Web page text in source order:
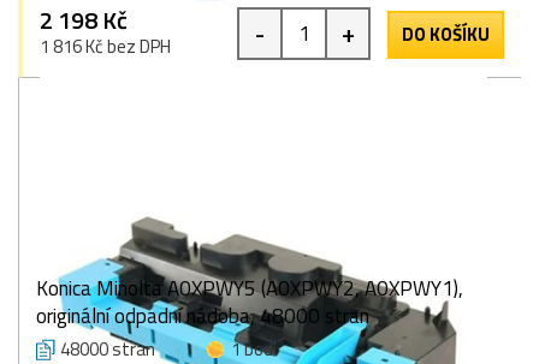
2 198 Kč
1 816 Kč bez DPH - + DO KOŠÍKU
Konica Minolta A0XPWY5 (A0XPWY2, A0XPWY1),
originální odpadní nádoba, 48000 stran
48000 stran
1 bod